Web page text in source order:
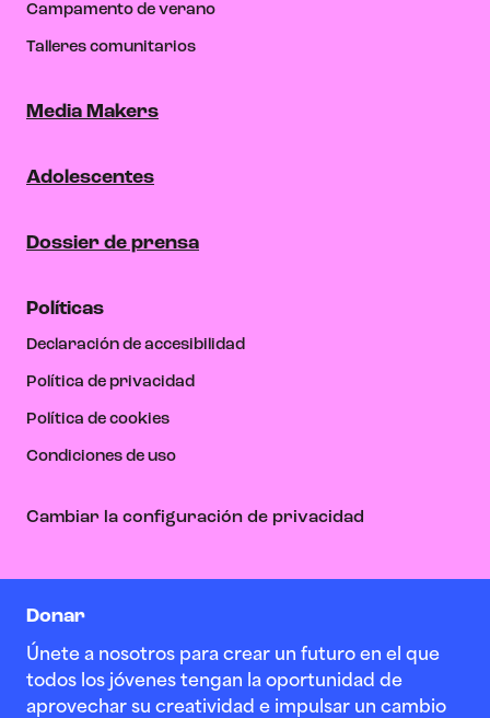
Donar
Únete a nosotros para crear un futuro en el que
todos los jóvenes tengan la oportunidad de
aprovechar su creatividad e impulsar un cambio
Campamento de verano
Talleres comunitarios
Media Makers
Adolescentes
Dossier de prensa
Políticas
Declaración de accesibilidad
Política de privacidad
Política de cookies
Condiciones de uso
Cambiar la configuración de privacidad